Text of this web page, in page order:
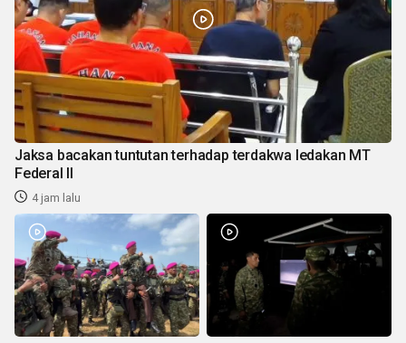
Jaksa bacakan tuntutan terhadap terdakwa ledakan MT
Federal II
4 jam lalu